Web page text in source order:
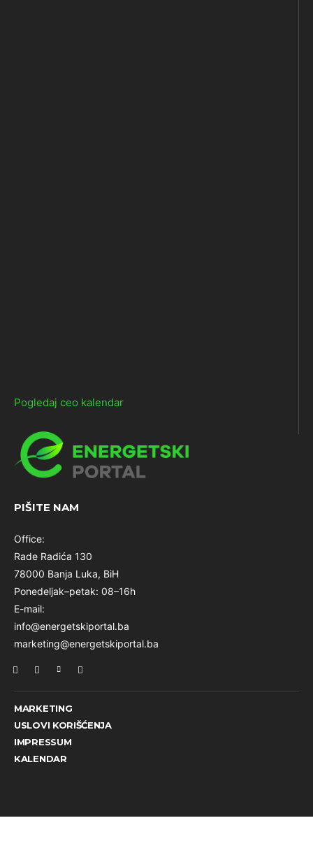
Pogledaj ceo kalendar
PIŠITE NAM
Office:
Rade Radića 130
78000 Banja Luka, BiH
Ponedeljak–petak: 08–16h
E-mail:
info@energetskiportal.ba
marketing@energetskiportal.ba
MARKETING
USLOVI KORIŠĆENJA
IMPRESSUM
KALENDAR